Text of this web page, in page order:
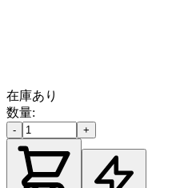
在庫あり
数量:
- +